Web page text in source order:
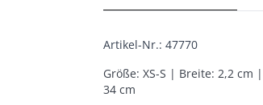
Artikel-Nr.: 47770
Größe: XS-S | Breite: 2,2
34 cm